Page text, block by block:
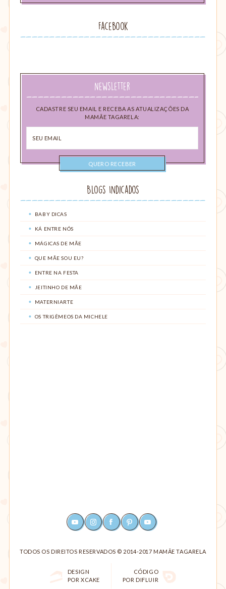
Facebook
Newsletter
CADASTRE SEU EMAIL E RECEBA AS ATUALIZAÇÕES DA
MAMÃE TAGARELA:
email
Blogs Indicados
BABY DICAS
KÁ ENTRE NÓS
MÁGICAS DE MÃE
QUE MÃE SOU EU?
ENTRE NA FESTA
JEITINHO DE MÃE
MATERNIARTE
OS TRIGÊMEOS DA MICHELE
YOUTUBEINSTAGRAMFACEBOOKPINTEREST
TODOS OS DIREITOS RESERVADOS © 2014-2017 MAMÃE TAGARELA
DESIGN
POR XCAKE
CÓDIGO
POR DIFLUIR